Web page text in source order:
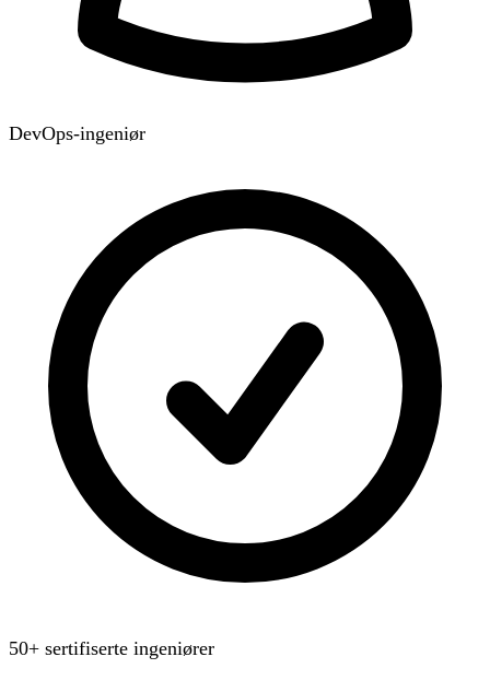
DevOps-ingeniør
50+ sertifiserte ingeniører